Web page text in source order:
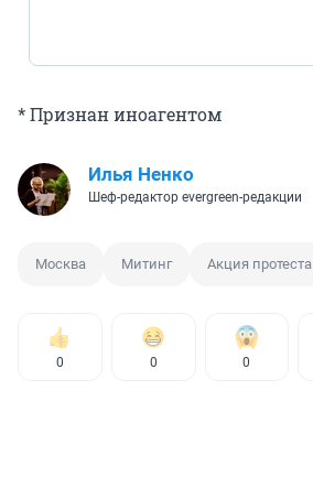
* Признан иноагентом
Илья Ненко
Шеф-редактор evergreen-редакции
Москва Митинг Акция протеста
0 0 0